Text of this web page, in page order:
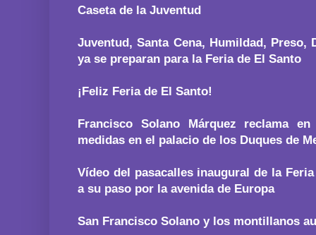
Caseta de la Juventud
Juventud, Santa Cena, Humildad, Preso,
ya se preparan para la Feria de El Santo
¡Feliz Feria de El Santo!
Francisco Solano Márquez reclama
medidas en el palacio de los Duques de
Vídeo del pasacalles inaugural de la
a su paso por la avenida de Europa
San Francisco Solano y los montillanos